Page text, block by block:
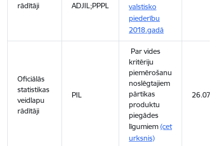
rādītāji
ADJIL;PPPL
valstisko
piederību
2018.gadā
Oficiālās
statistikas
veidlapu
rādītāji
PIL
Par vides
kritēriju
piemērošanu
noslēgtajiem
pārtikas
produktu
piegādes
līgumiem (cet
urksnis)